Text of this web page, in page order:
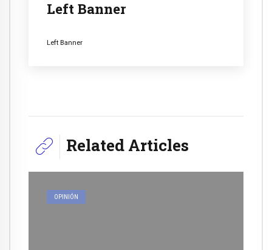
Left Banner
Left Banner
Related Articles
OPINIÓN